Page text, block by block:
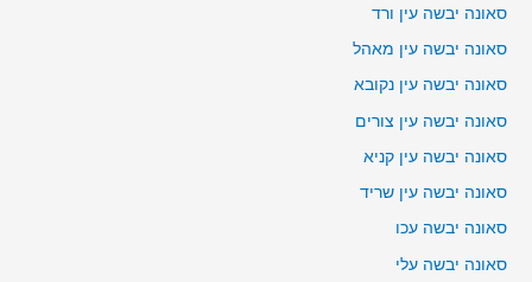
סאונה יבשה עין ורד
סאונה יבשה עין מאהל
סאונה יבשה עין נקובא
סאונה יבשה עין צורים
סאונה יבשה עין קניא
סאונה יבשה עין שריד
סאונה יבשה עכו
סאונה יבשה עלי